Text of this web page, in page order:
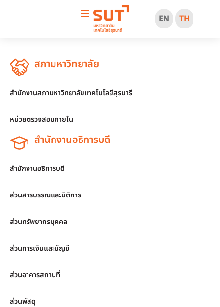
EN TH
สภามหาวิทยาลัย
สำนักงานสภามหาวิทยาลัยเทคโนโลยีสุรนารี
หน่วยตรวจสอบภายใน
สำนักงานอธิการบดี
สำนักงานอธิการบดี
ส่วนสารบรรณและนิติการ
ส่วนทรัพยากรบุคคล
ส่วนการเงินและบัญชี
ส่วนอาคารสถานที่
ส่วนพัสดุ